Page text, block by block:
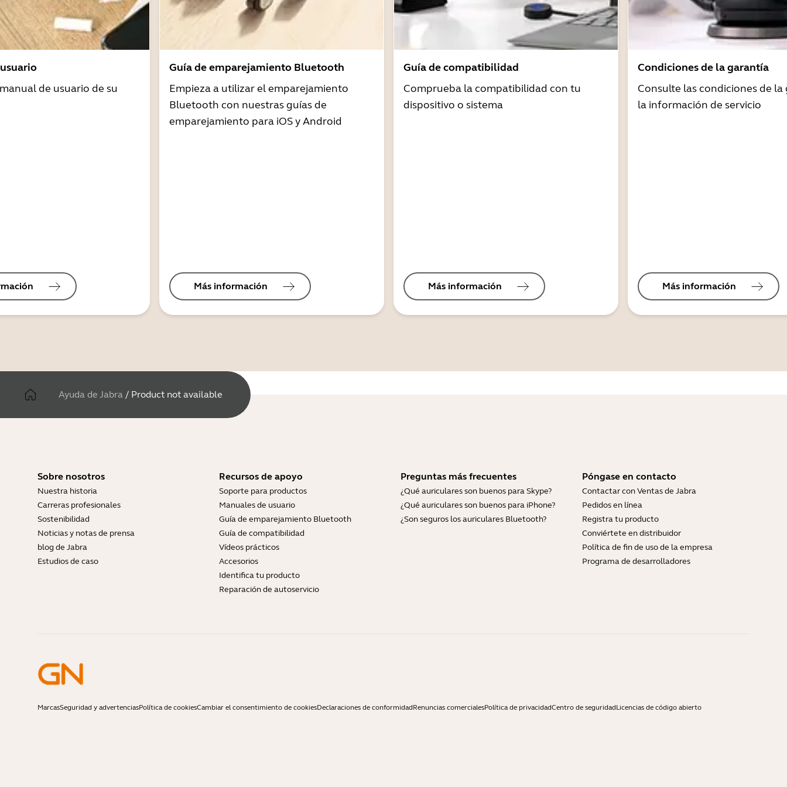
de usuario de su
Guía de emparejamiento Bluetooth
Empieza a utilizar el emparejamiento
Bluetooth con nuestras guías de
emparejamiento para iOS y Android
Más información
Guía de compatibilidad
Comprueba la compatibilidad con tu
dispositivo o sistema
Más información
Condiciones de la garantía
Consulte las condiciones de la
la información de servicio
Más información
Ayuda de Jabra / Product not available
Sobre nosotros
Nuestra historia
Carreras profesionales
Sostenibilidad
Noticias y notas de prensa
blog de Jabra
Estudios de caso
Recursos de apoyo
Soporte para productos
Manuales de usuario
Guía de emparejamiento Bluetooth
Guía de compatibilidad
Vídeos prácticos
Accesorios
Identifica tu producto
Reparación de autoservicio
Preguntas más frecuentes
¿Qué auriculares son buenos para Skype?
¿Qué auriculares son buenos para iPhone?
¿Son seguros los auriculares Bluetooth?
Póngase en contacto
Contactar con Ventas de Jabra
Pedidos en línea
Registra tu producto
Conviértete en distribuidor
Política de fin de uso de la empresa
Programa de desarrolladores
MarcasSeguridad y advertenciasPolítica de cookiesCambiar el consentimiento de cookiesDeclaraciones de conformidadRenuncias comercialesPolítica de privacidadCentro de seguridadLicencias de código abierto